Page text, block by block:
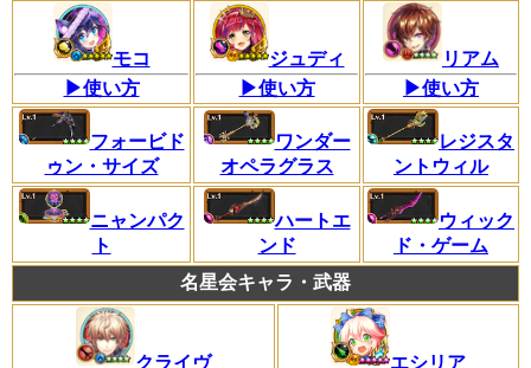
モコ
▶使い方
ジュディ
▶使い方
リアム
▶使い方
フォービド
ゥン・サイズ
ワンダー
オペラグラス
レジスタ
ントウィル
ニャンパク
ト
ハートエ
ンド
ウィック
ド・ゲーム
名星会キャラ・武器
クライヴ
エシリア